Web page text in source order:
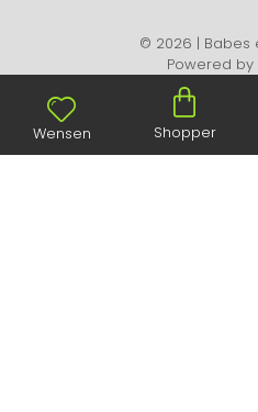
© 2026 | Babes
Powered by
Wensen Shopper